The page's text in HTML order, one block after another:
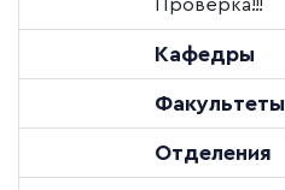
Проверка!!!
Кафедры
Факультеты
Отделения